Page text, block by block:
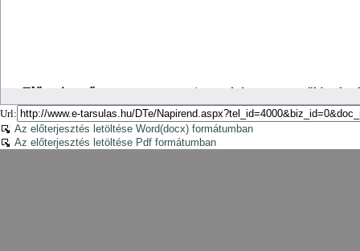
Url:
Az előterjesztés letöltése Word(docx) formátumban
Az előterjesztés letöltése Pdf formátumban